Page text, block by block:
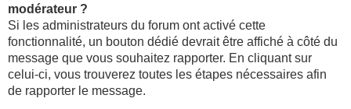
modérateur ?
Si les administrateurs du forum ont activé cette
fonctionnalité, un bouton dédié devrait être affiché à côté du
message que vous souhaitez rapporter. En cliquant sur
celui-ci, vous trouverez toutes les étapes nécessaires afin
de rapporter le message.